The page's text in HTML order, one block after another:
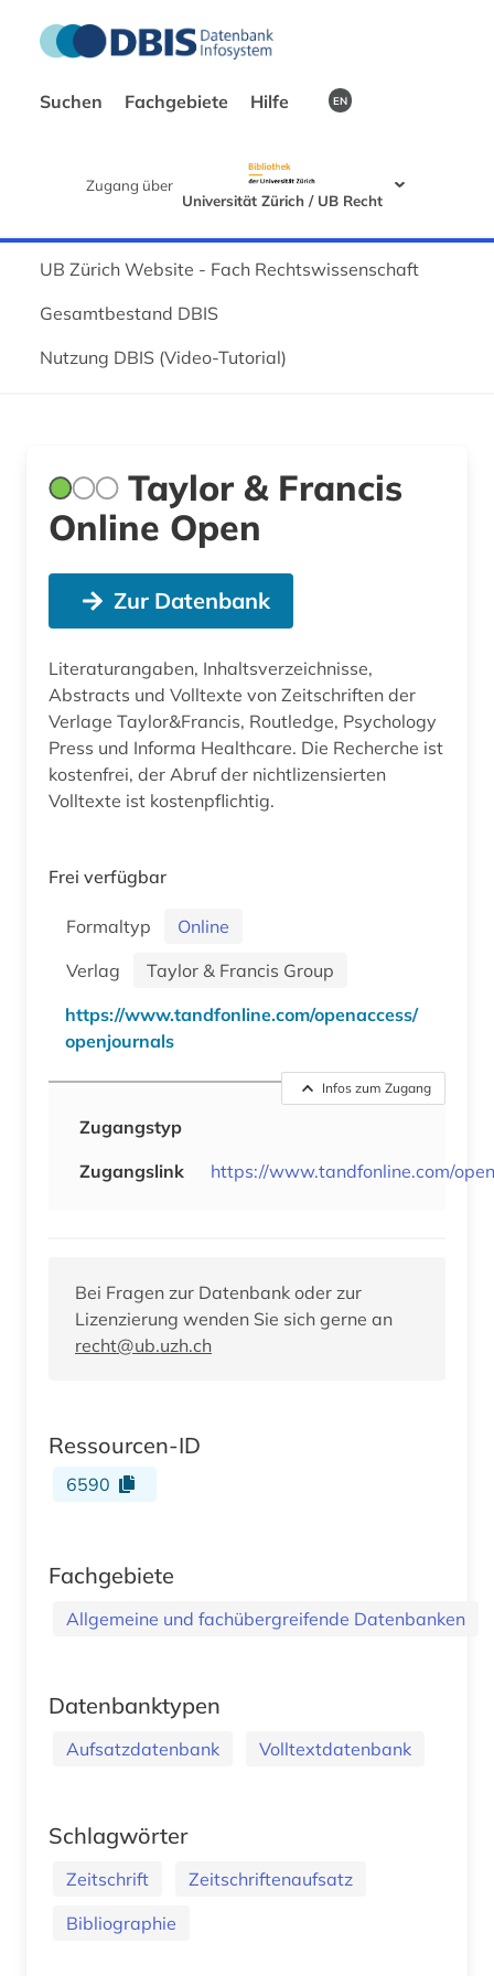
Suchen Fachgebiete Hilfe EN
Zugang über
Universität Zürich / UB Recht
UB Zürich Website - Fach Rechtswissenschaft
Gesamtbestand DBIS
Nutzung DBIS (Video-Tutorial)
Taylor & Francis
Online Open
Zur Datenbank
Literaturangaben, Inhaltsverzeichnisse,
Abstracts und Volltexte von Zeitschriften der
Verlage Taylor&Francis, Routledge, Psychology
Press und Informa Healthcare. Die Recherche ist
kostenfrei, der Abruf der nichtlizensierten
Volltexte ist kostenpflichtig.
Frei verfügbar
Formaltyp
Online
Verlag
Taylor & Francis Group
https://www.tandfonline.com/openaccess/
openjournals
Infos zum Zugang
Zugangstyp
Zugangslink
https://www.tandfonline.com/
Bei Fragen zur Datenbank oder zur
Lizenzierung wenden Sie sich gerne an
recht@ub.uzh.ch
Ressourcen-ID
6590
Fachgebiete
Allgemeine und fachübergreifende Datenbanken
Datenbanktypen
Aufsatzdatenbank Volltextdatenbank
Schlagwörter
Zeitschrift
Zeitschriftenaufsatz
Bibliographie